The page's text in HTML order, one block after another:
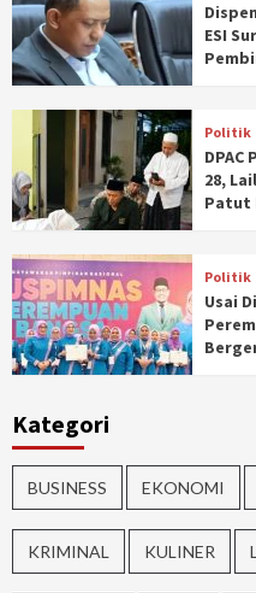
ESI
Politik
DPAC
28,
Patut
Politik
Usai
Kategori
BUSINESS EKONOMI
KRIMINAL KULINER